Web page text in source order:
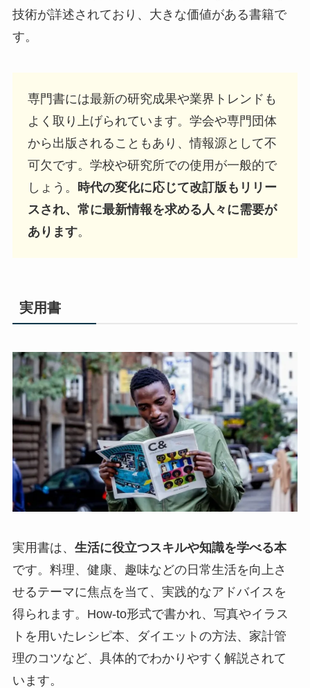
技術が詳述されており、大きな価値がある書籍で
す。
専門書には最新の研究成果や業界トレンドも
よく取り上げられています。学会や専門団体
から出版されることもあり、情報源として不
可欠です。学校や研究所での使用が一般的で
しょう。
時代の変化に応じて改訂版もリリー
スされ、常に最新情報を求める人々に需要が
あります。
実用書
実用書は、 生活に役立つスキルや知識を学べる本
です。料理、健康、趣味などの日常生活を向上さ
せるテーマに焦点を当て、実践的なアドバイスを
得られます。How-to形式で書かれ、写真やイラス
トを用いたレシピ本、ダイエットの方法、家計管
理のコツなど、具体的でわかりやすく解説されて
います。